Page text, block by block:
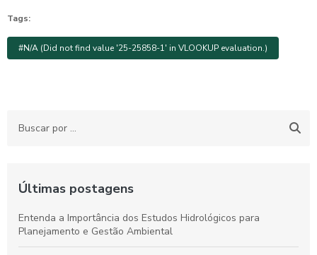
Tags:
#N/A (Did not find value '25-25858-1' in VLOOKUP evaluation.)
Últimas postagens
Entenda a Importância dos Estudos Hidrológicos para
Planejamento e Gestão Ambiental